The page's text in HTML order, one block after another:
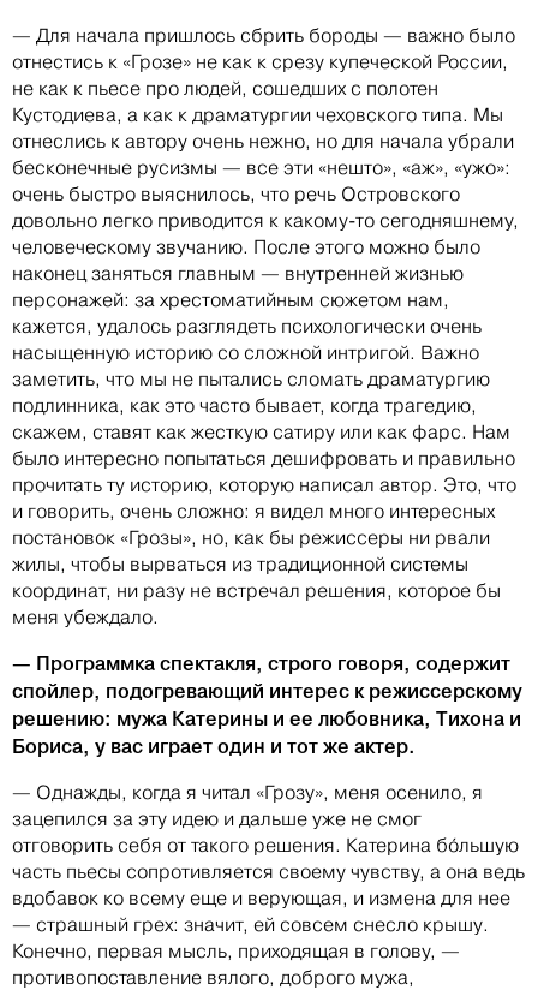
— Для начала пришлось сбрить бороды — важно было
отнестись к «Грозе» не как к срезу купеческой России,
не как к пьесе про людей, сошедших с полотен
Кустодиева, а как к драматургии чеховского типа. Мы
отнеслись к автору очень нежно, но для начала убрали
бесконечные русизмы — все эти «нешто», «аж», «ужо»:
очень быстро выяснилось, что речь Островского
довольно легко приводится к какому-то сегодняшнему,
человеческому звучанию. После этого можно было
наконец заняться главным — внутренней жизнью
персонажей: за хрестоматийным сюжетом нам,
кажется, удалось разглядеть психологически очень
насыщенную историю со сложной интригой. Важно
заметить, что мы не пытались сломать драматургию
подлинника, как это часто бывает, когда трагедию,
скажем, ставят как жесткую сатиру или как фарс. Нам
было интересно попытаться дешифровать и правильно
прочитать ту историю, которую написал автор. Это, что
и говорить, очень сложно: я видел много интересных
постановок «Грозы», но, как бы режиссеры ни рвали
жилы, чтобы вырваться из традиционной системы
координат, ни разу не встречал решения, которое бы
меня убеждало.
— Программка спектакля, строго говоря, содержит
спойлер, подогревающий интерес к режиссерскому
решению: мужа Катерины и ее любовника, Тихона и
Бориса, у вас играет один и тот же актер.
— Однажды, когда я читал «Грозу», меня осенило, я
зацепился за эту идею и дальше уже не смог
отговорить себя от такого решения. Катерина бóльшую
часть пьесы сопротивляется своему чувству, а она ведь
вдобавок ко всему еще и верующая, и измена для нее
— страшный грех: значит, ей совсем снесло крышу.
Конечно, первая мысль, приходящая в голову, —
противопоставление вялого, доброго мужа,